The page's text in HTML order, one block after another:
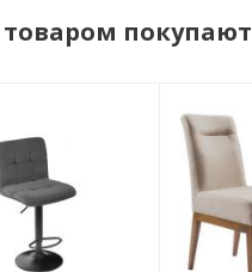
покупают